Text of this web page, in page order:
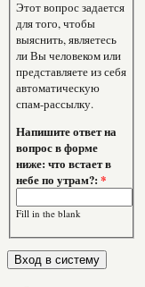
Этот вопрос задается
для того, чтобы
выяснить, являетесь
ли Вы человеком или
представляете из себя
автоматическую
спам-рассылку.
Напишите ответ на
вопрос в форме
ниже: что встает в
небе по утрам?:*
Fill in the blank